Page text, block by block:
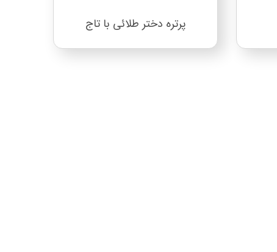
پرتره دختر طلائی با تاج